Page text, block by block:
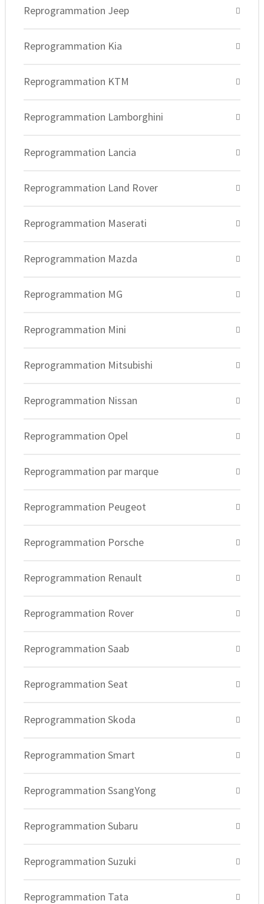
Reprogrammation Jeep
Reprogrammation Kia
Reprogrammation KTM
Reprogrammation Lamborghini
Reprogrammation Lancia
Reprogrammation Land Rover
Reprogrammation Maserati
Reprogrammation Mazda
Reprogrammation MG
Reprogrammation Mini
Reprogrammation Mitsubishi
Reprogrammation Nissan
Reprogrammation Opel
Reprogrammation par marque
Reprogrammation Peugeot
Reprogrammation Porsche
Reprogrammation Renault
Reprogrammation Rover
Reprogrammation Saab
Reprogrammation Seat
Reprogrammation Skoda
Reprogrammation Smart
Reprogrammation SsangYong
Reprogrammation Subaru
Reprogrammation Suzuki
Reprogrammation Tata